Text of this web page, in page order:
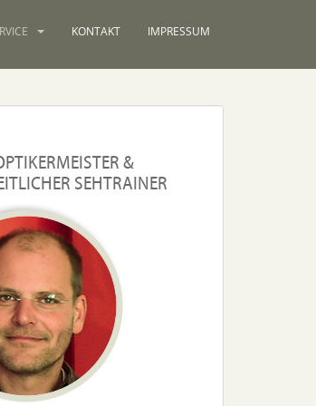
KONTAKT IMPRESSUM
&
SEHTRAINER